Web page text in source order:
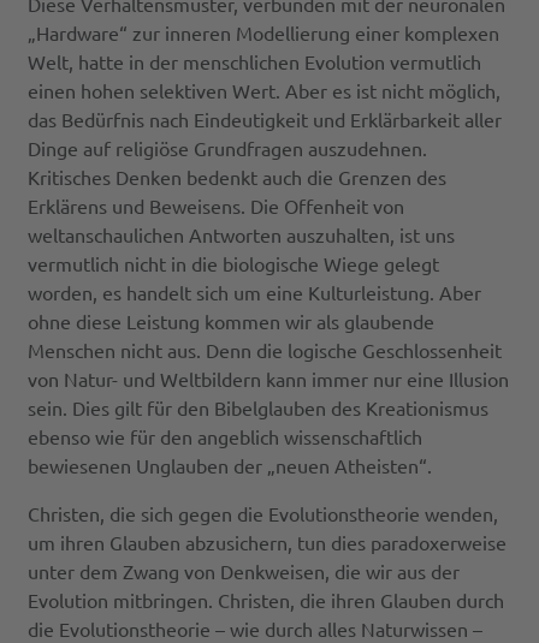
„Hardware“ zur inneren Modellierung einer komplexen
Welt, hatte in der menschlichen Evolution vermutlich
einen hohen selektiven Wert. Aber es ist nicht möglich,
das Bedürfnis nach Eindeutigkeit und Erklärbarkeit aller
Dinge auf religiöse Grundfragen auszudehnen.
Kritisches Denken bedenkt auch die Grenzen des
Erklärens und Beweisens. Die Offenheit von
weltanschaulichen Antworten auszuhalten, ist uns
vermutlich nicht in die biologische Wiege gelegt
worden, es handelt sich um eine Kulturleistung. Aber
ohne diese Leistung kommen wir als glaubende
Menschen nicht aus. Denn die logische Geschlossenheit
von Natur- und Weltbildern kann immer nur eine Illusion
sein. Dies gilt für den Bibelglauben des Kreationismus
ebenso wie für den angeblich wissenschaftlich
bewiesenen Unglauben der „neuen Atheisten“.
Christen, die sich gegen die Evolutionstheorie wenden,
um ihren Glauben abzusichern, tun dies paradoxerweise
unter dem Zwang von Denkweisen, die wir aus der
Evolution mitbringen. Christen, die ihren Glauben durch
die Evolutionstheorie – wie durch alles Naturwissen –